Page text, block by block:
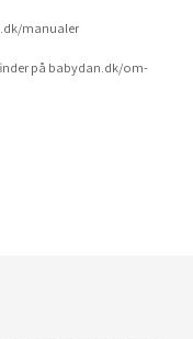
manualer
på babydan.dk/om-